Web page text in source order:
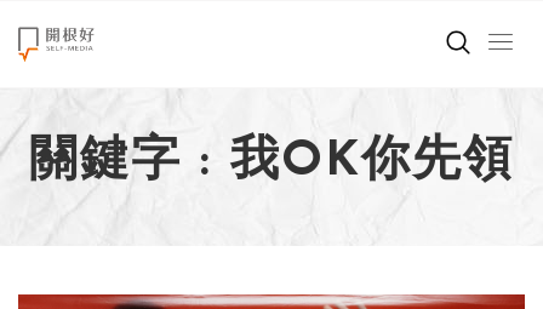
來點正能量
世界在想什麼
創造美好生活
關鍵字 : 我OK你先領